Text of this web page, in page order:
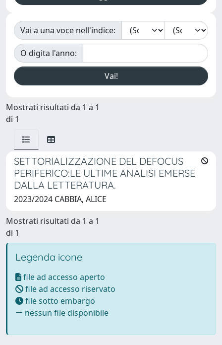
Vai a una voce nell'indice:
O digita l'anno:
Mostrati risultati da 1 a 1
di 1
SETTORIALIZZAZIONE DEL DEFOCUS
PERIFERICO:LE ULTIME ANALISI EMERSE
DALLA LETTERATURA.
2023/2024 CABBIA, ALICE
Mostrati risultati da 1 a 1
di 1
Legenda icone
file ad accesso aperto
file ad accesso riservato
file sotto embargo
nessun file disponibile